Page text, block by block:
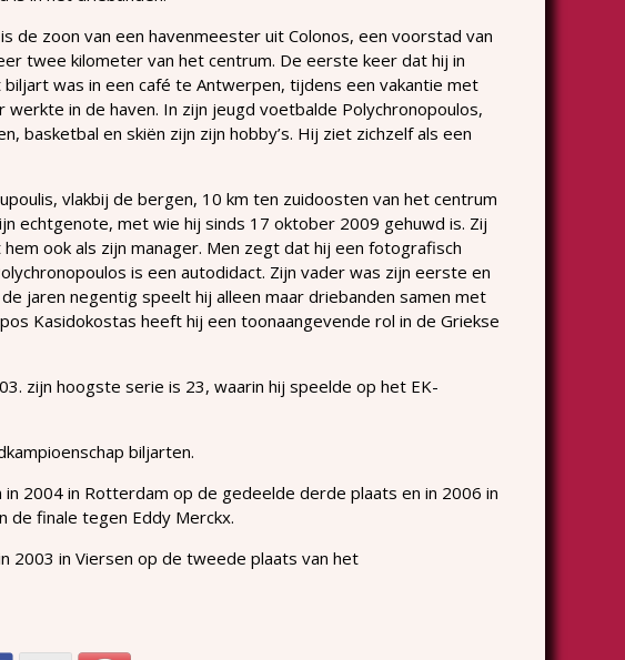
de zoon van een havenmeester uit Colonos, een voorstad van
twee kilometer van het centrum. De eerste keer dat hij in
was in een café te Antwerpen, tijdens een vakantie met
werkte in de haven. In zijn jeugd voetbalde Polychronopoulos,
basketbal en skiën zijn zijn hobby’s. Hij ziet zichzelf als een
vlakbij de bergen, 10 km ten zuidoosten van het centrum
echtgenote, met wie hij sinds 17 oktober 2009 gehuwd is. Zij
ook als zijn manager. Men zegt dat hij een fotografisch
is een autodidact. Zijn vader was zijn eerste en
de jaren negentig speelt hij alleen maar driebanden samen met
Kasidokostas heeft hij een toonaangevende rol in de Griekse
zijn hoogste serie is 23, waarin hij speelde op het EK-
biljarten.
2004 in Rotterdam op de gedeelde derde plaats en in 2006 in
de finale tegen Eddy Merckx.
2003 in Viersen op de tweede plaats van het